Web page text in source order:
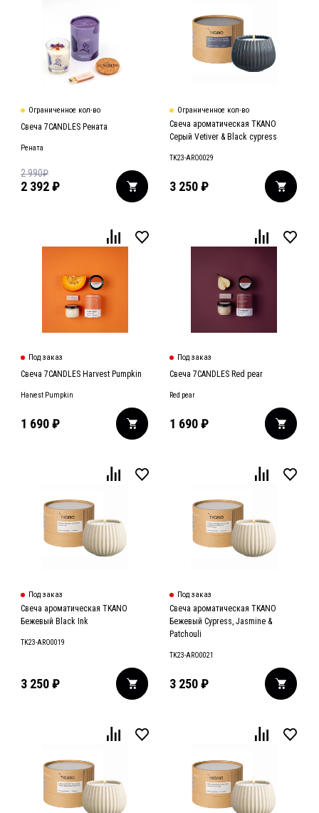
Ограниченное кол-во
Свеча 7CANDLES Рената
Рената
2 392₽
2 990₽
Ограниченное кол-во
Свеча ароматическая TKANO
Серый Vetiver & Black cypress
TK23-ARO0029
3 250 ₽
Под заказ
Свеча 7CANDLES Harvest Pumpkin
Harvest Pumpkin
1 690₽
Под заказ
Свеча 7CANDLES Red pear
Red pear
1 690 ₽
Под заказ
Свеча ароматическая TKANO
Бежевый Black Ink
TK23-ARO0019
3 250₽
Под заказ
Свеча ароматическая TKANO
Бежевый Cypress, Jasmine &
Patchouli
TK23-ARO0021
3 250 ₽